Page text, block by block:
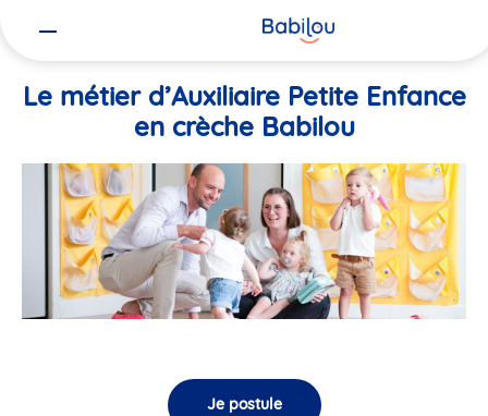
Le métier d’Auxiliaire Petite Enfance
en crèche Babilou
Je postule